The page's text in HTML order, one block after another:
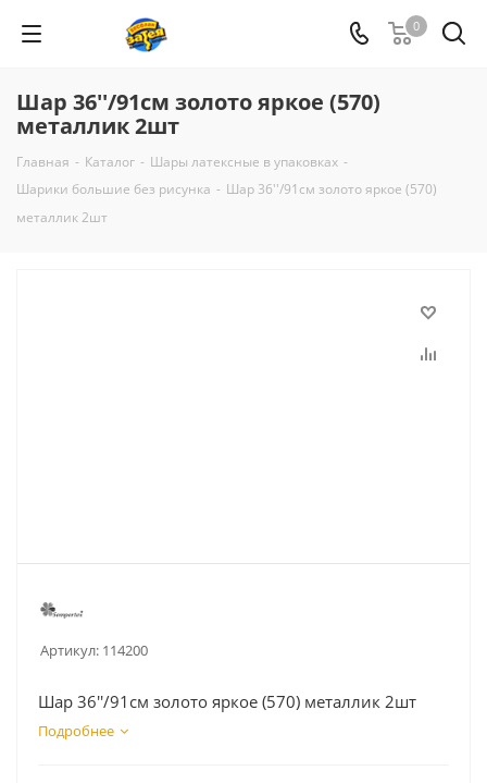
0
Шар 36''/91см золото яркое (570)
металлик 2шт
Главная - Каталог - Шары латексные в упаковках -
Шарики большие без рисунка - Шар 36''/91см золото яркое (570)
металлик 2шт
Артикул: 114200
Шар 36''/91см золото яркое (570) металлик 2шт
Подробнее